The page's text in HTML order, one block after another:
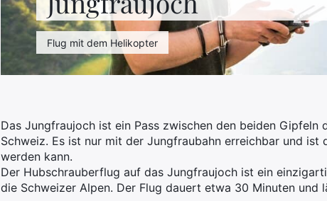
Flug mit dem Helikopter
Das Jungfraujoch ist ein Pass zwischen den beiden
Schweiz. Es ist nur mit der Jungfraubahn erreichbar und
werden kann.
Der Hubschrauberflug auf das Jungfraujoch ist ein
die Schweizer Alpen. Der Flug dauert etwa 30 Minuten und